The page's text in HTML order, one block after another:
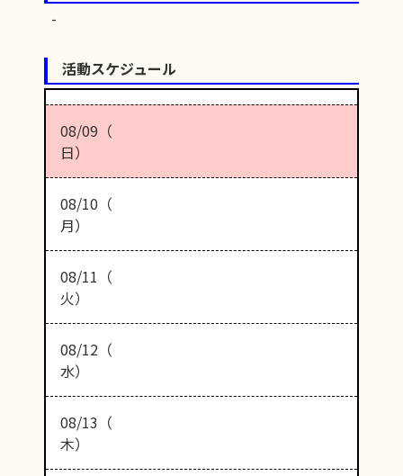
活動スケジュール
08/09（
日）
08/10（
月）
08/11（
火）
08/12（
水）
08/13（
木）